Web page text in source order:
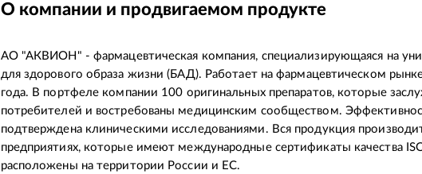
О компании и продвигаемом продукте
АО "АКВИОН" - фармацевтическая компания, специализирующаяся на
для здорового образа жизни (БАД). Работает на фармацевтическом
года. В портфеле компании 100 оригинальных препаратов, которые
потребителей и востребованы медицинским сообществом.
подтверждена клиническими исследованиями. Вся продукция
предприятиях, которые имеют международные сертификаты качества
расположены на территории России и ЕС.